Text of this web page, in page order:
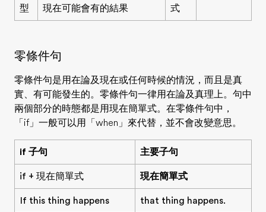
型
現在可能會有的結果
式
零條件句
零條件句是用在論及現在或任何時候的情況，而且是真
實、有可能發生的。零條件句一律用在論及真理上。句中
兩個部分的時態都是用現在簡單式。在零條件句中，
「if」一般可以用「when」來代替，並不會改變意思。
if 子句 主要子句
if + 現在簡單式 現在簡單式
If this thing happens that thing happens.